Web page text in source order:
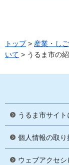
トップ> 産業・し
いて > うるま市の
うるま市サイト
個人情報の取り
ウェブアクセシ